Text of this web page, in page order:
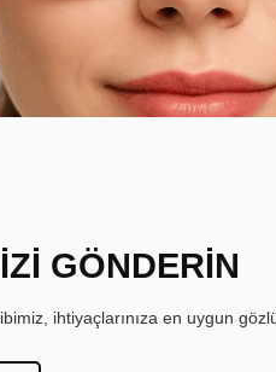
GÖNDERİN
ihtiyaçlarınıza en uygun